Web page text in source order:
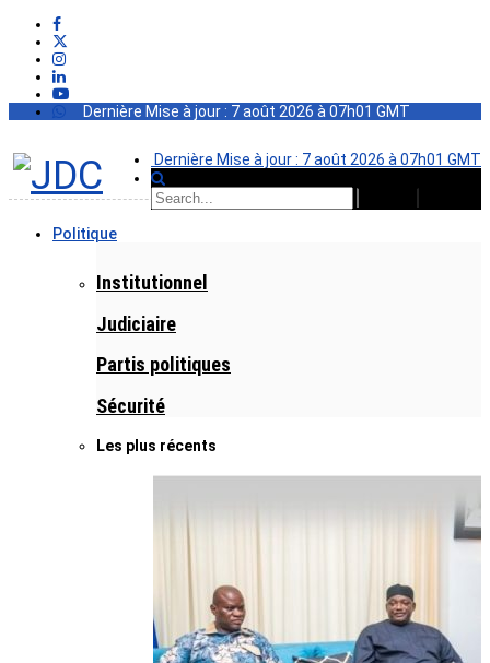
Dernière Mise à jour : 7 août 2026 à 07h01 GMT
Dernière Mise à jour : 7 août 2026 à 07h01 GMT
Politique
Institutionnel
Judiciaire
Partis politiques
Sécurité
Les plus récents